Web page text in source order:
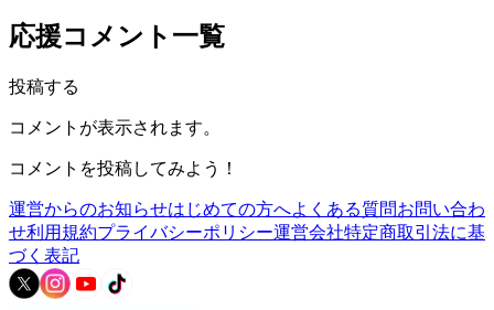
応援コメント一覧
投稿する
コメントが表示されます。
コメントを投稿してみよう！
運営からのお知らせはじめての方へよくある質問お問い合わ
せ利用規約プライバシーポリシー運営会社特定商取引法に基
づく表記